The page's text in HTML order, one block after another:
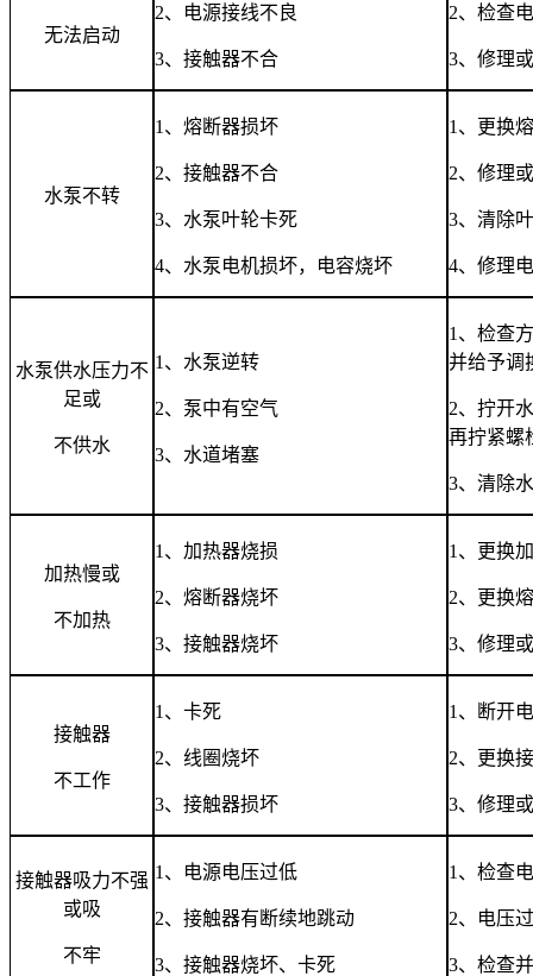
无法启动
2、电源接线不良
3、接触器不合
2、检查
3、修理
水泵不转
1 、熔断器损坏
2、接触器不合
3、水泵叶轮卡死
4、水泵电机损坏，电容烧坏
1 、更换
2、修理
3、清除
4、修理
水泵供水压力不
足或
不供水
1 、水泵逆转
2、泵中有空气
3、水道堵塞
1 、检查
并给予调
2、拧开
再拧紧螺
3、清除
加热慢或
不加热
1 、加热器烧损
2、熔断器烧坏
3、接触器烧坏
1 、更换
2、更换
3、修理
接触器
不工作
1 、卡死
2、线圈烧坏
3、接触器损坏
1 、断开
2、更换
3、修理
接触器吸力不强
或吸
不牢
1 、电源电压过低
2、接触器有断续地跳动
3、接触器烧坏、卡死
1 、检查
2、电压
3、检查